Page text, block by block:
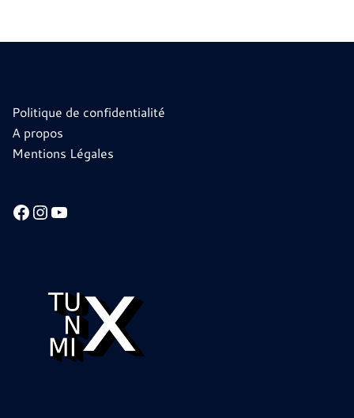
Politique de confidentialité
A propos
Mentions Légales
Facebook
Instagram
YouTube